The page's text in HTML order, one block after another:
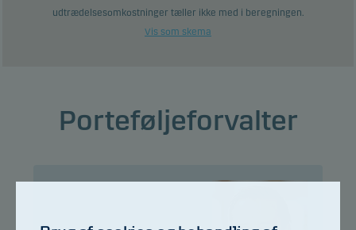
udtrædelsesomkostninger tæller ikke med i beregningen.
Vis som skema
Porteføljeforvalter